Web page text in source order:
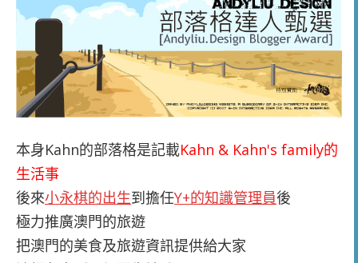
本身Kahn的部落格是記載Kahn & Kahn's family的
生活事
後來小永棋的出生到擔任Y+的知識管理員後
極力推廣澳門的旅遊
把澳門的美食及旅遊資訊提供給大家